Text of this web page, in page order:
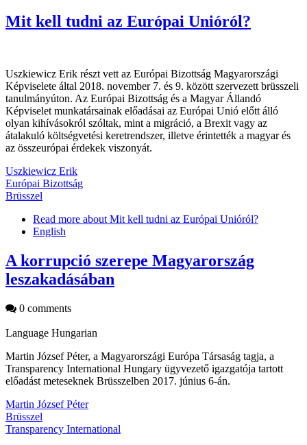
Mit kell tudni az Európai Unióról?
Uszkiewicz Erik részt vett az Európai Bizottság Magyarországi
Képviselete által 2018. november 7. és 9. között szervezett brüsszeli
tanulmányúton. Az Európai Bizottság és a Magyar Állandó
Képviselet munkatársainak előadásai az Európai Unió előtt álló
olyan kihívásokról szóltak, mint a migráció, a Brexit vagy az
átalakuló költségvetési keretrendszer, illetve érintették a magyar és
az összeurópai érdekek viszonyát.
Uszkiewicz Erik
Európai Bizottság
Brüsszel
Read more about Mit kell tudni az Európai Unióról?
English
A korrupció szerepe Magyarország
leszakadásában
0 comments
Language Hungarian
Martin József Péter, a Magyarországi Európa Társaság tagja, a
Transparency International Hungary ügyvezető igazgatója tartott
előadást meteseknek Brüsszelben 2017. június 6-án.
Martin József Péter
Brüsszel
Transparency International